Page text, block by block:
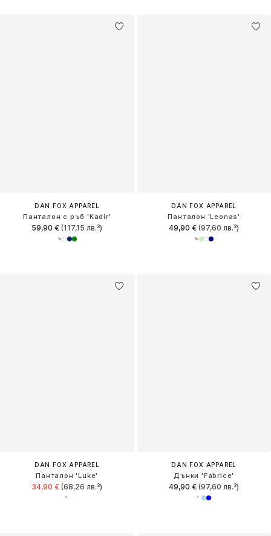
DAN FOX APPAREL
Панталон с ръб 'Kadir'
59,90 € (117,15 лв.³)
DAN FOX APPAREL
Панталон 'Leonas'
49,90 € (97,60 лв.³)
DAN FOX APPAREL
Панталон 'Luke'
34,90 € (68,26 лв.³)
DAN FOX APPAREL
Дънки 'Fabrice'
49,90 € (97,60 лв.³)